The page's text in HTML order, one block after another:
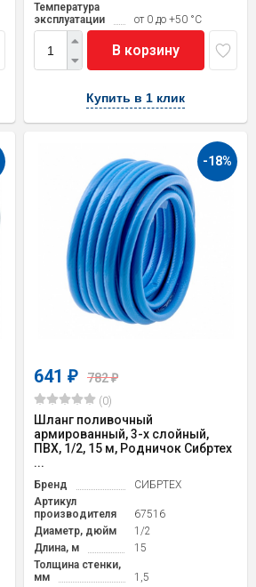
Температура
эксплуатации
от 0 до +50 °С
В корзину
Купить в 1 клик
-18%
641₽ 782₽
(0)
Шланг поливочный
армированный, 3-х слойный,
ПВХ, 1/2, 15 м, Родничок Сибртех
...
Бренд
СИБРТЕХ
Артикул
производителя
67516
Диаметр, дюйм
1/2
Длина, м
15
Толщина стенки,
мм
1,5